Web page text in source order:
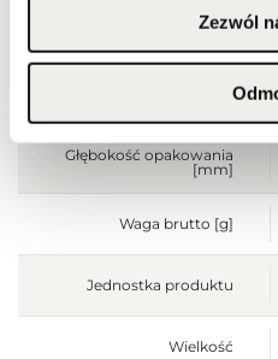
Zezwól
Szerokość opakowania
[mm]
Wysokość opakowania
Głębokość opakowania
[mm]
Waga brutto [g]
Jednostka produktu
Wielkość